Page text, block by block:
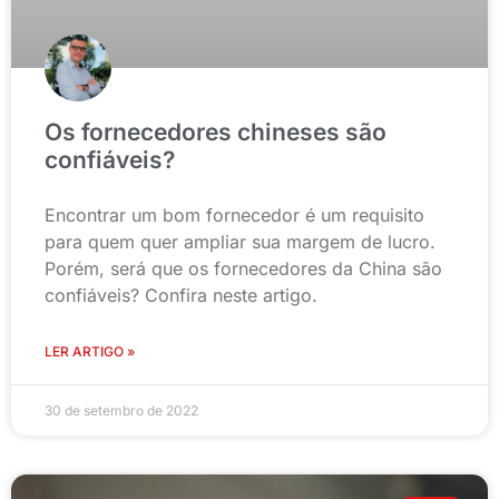
Os fornecedores chineses são
confiáveis?
Encontrar um bom fornecedor é um requisito
para quem quer ampliar sua margem de lucro.
Porém, será que os fornecedores da China são
confiáveis? Confira neste artigo.
LER ARTIGO »
30 de setembro de 2022